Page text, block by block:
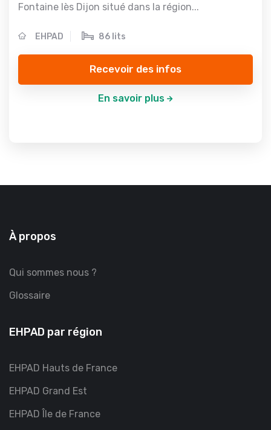
Fontaine lès Dijon situé dans la région...
EHPAD 86 lits
Recevoir des infos
En savoir plus
À propos
Qui sommes nous ?
Glossaire
EHPAD par région
EHPAD Hauts de France
EHPAD Grand Est
EHPAD Île de France